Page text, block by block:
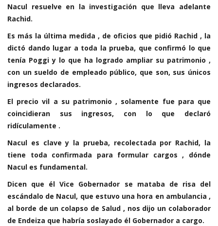
Nacul resuelve en la investigación que lleva adelante
Rachid.
Es más la última medida , de oficios que pidió Rachid , la
dictó dando lugar a toda la prueba, que confirmó lo que
tenía Poggi y lo que ha logrado ampliar su patrimonio ,
con un sueldo de empleado público, que son, sus únicos
ingresos declarados.
El precio vil a su patrimonio , solamente fue para que
coincidieran sus ingresos, con lo que declaró
ridículamente .
Nacul es clave y la prueba, recolectada por Rachid, la
tiene toda confirmada para formular cargos , dónde
Nacul es fundamental.
Dicen que él Vice Gobernador se mataba de risa del
escándalo de Nacul, que estuvo una hora en ambulancia ,
al borde de un colapso de Salud , nos dijo un colaborador
de Endeiza que habría soslayado él Gobernador a cargo.